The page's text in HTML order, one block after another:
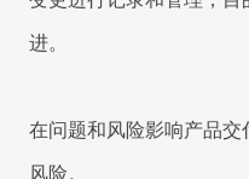
进。
在问题和风险影响产品
风险。